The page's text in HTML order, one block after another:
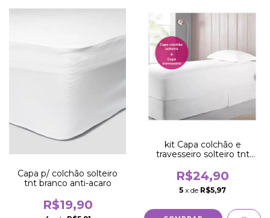
Capa p/ colchão solteiro
tnt branco anti-acaro
R$19,90
kit Capa colchão e
travesseiro solteiro tnt
R$24,90
5 x de R$5,97